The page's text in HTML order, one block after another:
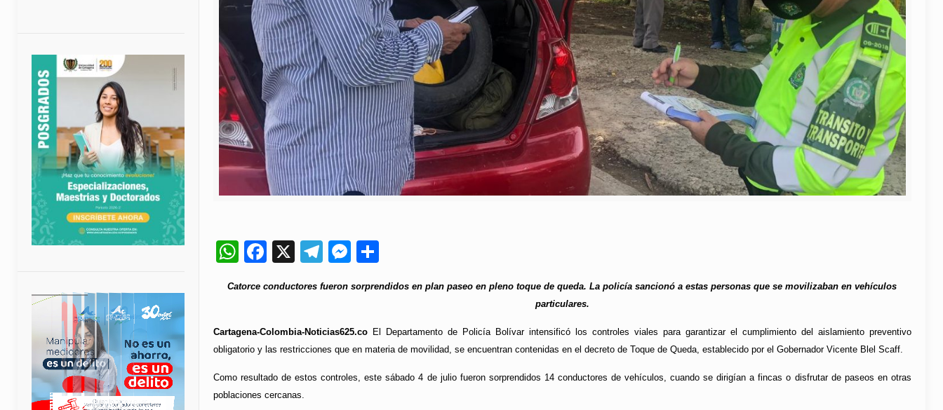
WhatsApp
Facebook
X Telegram
Messenger
Catorce conductores fueron sorprendidos en plan paseo en pleno toque de queda. La policía sancionó a estas personas que se movilizaban en vehículos
particulares.
Cartagena-Colombia-Noticias625.co El Departamento de Policía Bolívar intensificó los controles viales para garantizar el cumplimiento del aislamiento preventivo
obligatorio y las restricciones que en materia de movilidad, se encuentran contenidas en el decreto de Toque de Queda, establecido por el Gobernador Vicente Blel Scaff.
Como resultado de estos controles, este sábado 4 de julio fueron sorprendidos 14 conductores de vehículos, cuando se dirigían a fincas o disfrutar de paseos en otras
poblaciones cercanas.